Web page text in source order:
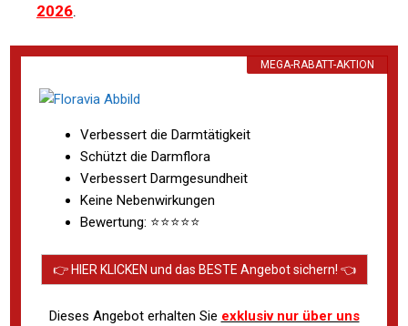
2026.
MEGA-RABATT-AKTION
Verbessert die Darmtätigkeit
Schützt die Darmflora
Verbessert Darmgesundheit
Keine Nebenwirkungen
Bewertung: ⭐⭐⭐⭐⭐
👉 HIER KLICKEN und das BESTE Angebot sichern! 👈
Dieses Angebot erhalten Sie exklusiv nur über uns